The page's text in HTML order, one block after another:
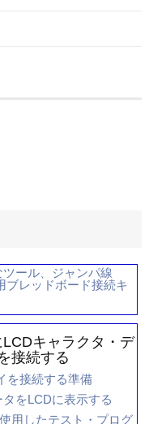
ール、ジャンパ線
ブレッドボード接続キ
キャラクタ・デ
接続する
を接続する準備
をLCDに表示する
用したテスト・プログ